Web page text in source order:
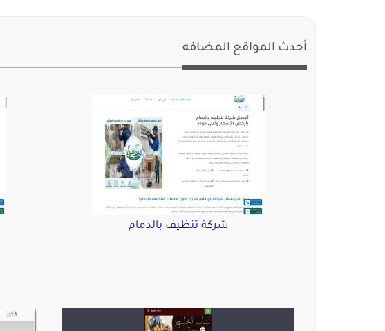
أحدث المواقع المضافه
شركة تنظيف بالدمام